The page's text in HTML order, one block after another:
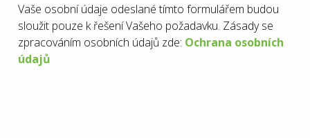
Vaše osobní údaje odeslané tímto formulářem budou
sloužit pouze k řešení Vašeho požadavku. Zásady se
zpracováním osobních údajů zde: Ochrana osobních
údajů